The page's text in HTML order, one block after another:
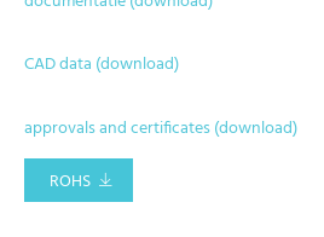
CAD data (download)
approvals and certificates (download)
ROHS